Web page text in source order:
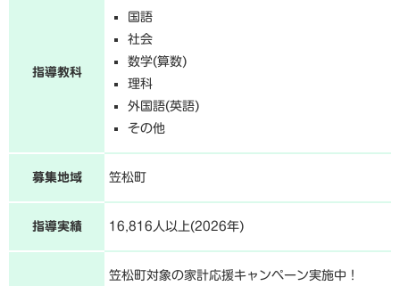
指導教科
国語
社会
数学(算数)
理科
外国語(英語)
その他
募集地域 笠松町
指導実績 16,816人以上(2026年)
笠松町対象の家計応援キャンペーン実施中！